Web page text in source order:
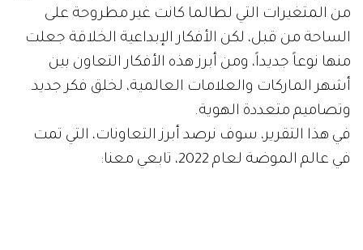
من المتغيرات التي لطالما كانت غير مطروحة على
الساحة من قبل، لكن الأفكار الإبداعية الخلاقة جعلت
منها نوعاً جديداً، ومن أبرز هذه الأفكار التعاون بين
أشهر الماركات والعلامات العالمية، لخلق فكر جديد
وتصاميم متعددة الهوية.
في هذا التقرير، سوف نرصد أبرز التعاونات، التي تمت
في عالم الموضة لعام 2022، تابعي معنا: